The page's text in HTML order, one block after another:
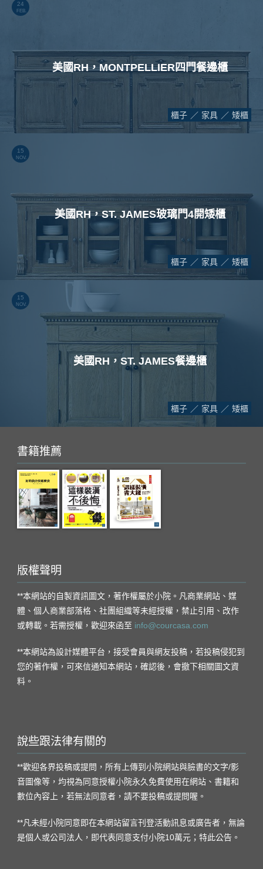
24
FEB.
美國RH，MONTPELLIER四門餐邊櫃
櫃子 家具 矮櫃
15
NOV.
美國RH，ST. JAMES玻璃門4開矮櫃
櫃子 家具 矮櫃
15
NOV.
美國RH，ST. JAMES餐邊櫃
櫃子 家具 矮櫃
書籍推薦
版權聲明
**本網站的自製資訊圖文，著作權屬於小院。凡商業網站、媒
體、個人商業部落格、社團組織等未經授權，禁止引用、改作
或轉載。若需授權，歡迎來函至 info@courcasa.com
**本網站為設計媒體平台，接受會員與網友投稿，若投稿侵犯到
您的著作權，可來信通知本網站，確認後，會撤下相關圖文資
料。
說些跟法律有關的
**歡迎各界投稿或提問，所有上傳到小院網站與臉書的文字/影
音圖像等，均視為同意授權小院永久免費使用在網站、書籍和
數位內容上，若無法同意者，請不要投稿或提問喔。
**凡未經小院同意即在本網站留言刊登活動訊息或廣告者，無論
是個人或公司法人，即代表同意支付小院10萬元；特此公告。